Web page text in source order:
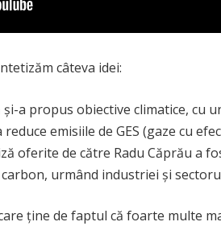
câteva idei:
a propus obiective climatice, cu
emisiile de GES (gaze cu
oferite de către Radu Căprău a
urmând industriei și
ține de faptul că foarte multe